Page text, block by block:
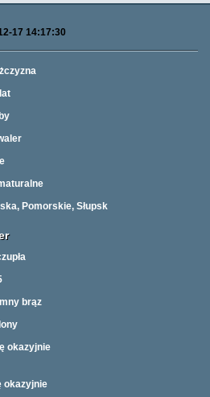
17 14:17:30
Pomorskie, Słupsk
brąz
okazyjnie
okazyjnie